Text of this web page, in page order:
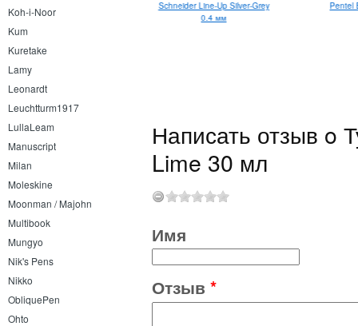
Koh-i-Noor
Kum
Kuretake
Lamy
Leonardt
Leuchtturm1917
LullaLeam
Manuscript
Milan
Moleskine
Moonman / Majohn
Multibook
Mungyo
Nik's Pens
Nikko
ObliquePen
Ohto
A5
Schneider Line-Up Silver-Grey
0.4 мм
Pentel
Написать отзыв o
Lime 30 мл
Имя
Отзыв *